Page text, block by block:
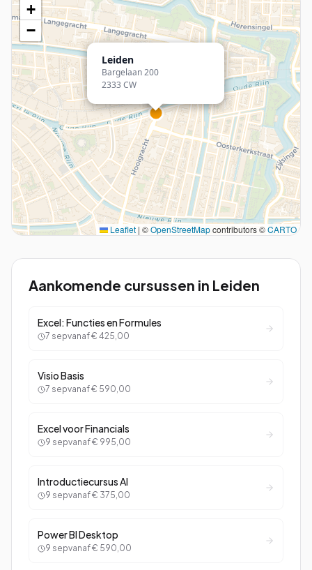
Leiden
Bargelaan 200
2333 CW
+
−
Leaflet | ©OpenStreetMapcontributors ©CARTO
Aankomende cursussen in Leiden
Excel: Functies en Formules
7 sepvanaf€ 425,00
Visio Basis
7 sepvanaf€ 590,00
Excel voor Financials
9 sepvanaf€ 995,00
Introductiecursus AI
9 sepvanaf€ 375,00
Power BI Desktop
9 sepvanaf€ 590,00